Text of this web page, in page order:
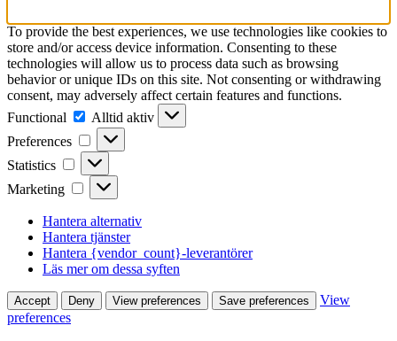
To provide the best experiences, we use technologies like cookies to
store and/or access device information. Consenting to these
technologies will allow us to process data such as browsing
behavior or unique IDs on this site. Not consenting or withdrawing
consent, may adversely affect certain features and functions.
Functional
Functional
Alltid aktiv
Preferences
Preferences
Statistics Statistics
Marketing Marketing
Hantera alternativ
Hantera tjänster
Hantera {vendor_count}-leverantörer
Läs mer om dessa syften
Accept Deny View preferences Save preferences
View
preferences